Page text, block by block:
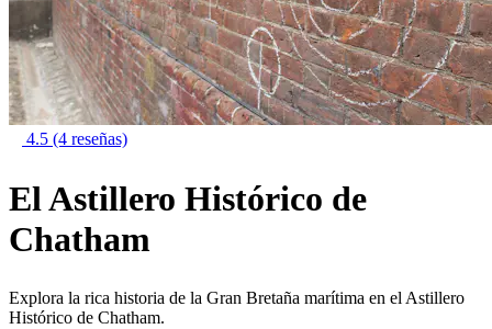
4.5 (4 reseñas)
El Astillero Histórico de
Chatham
Explora la rica historia de la Gran Bretaña marítima en el Astillero
Histórico de Chatham.